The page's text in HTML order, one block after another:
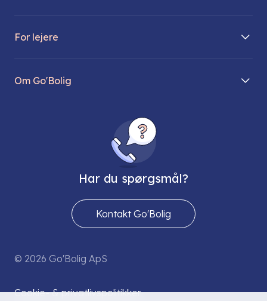
For lejere
Om Go'Bolig
Send os en sikker mail
Har du spørgsmål?
Kontakt Go'Bolig
© 2026 Go'Bolig ApS
Cookie- & privatlivspolitikker